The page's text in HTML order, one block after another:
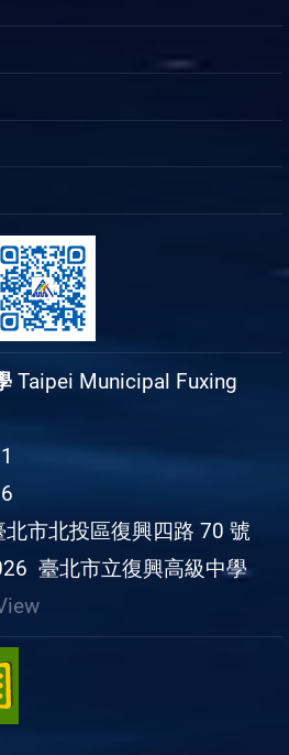
Taipei Municipal Fuxing
市北投區復興四路 70 號
臺北市立復興高級中學